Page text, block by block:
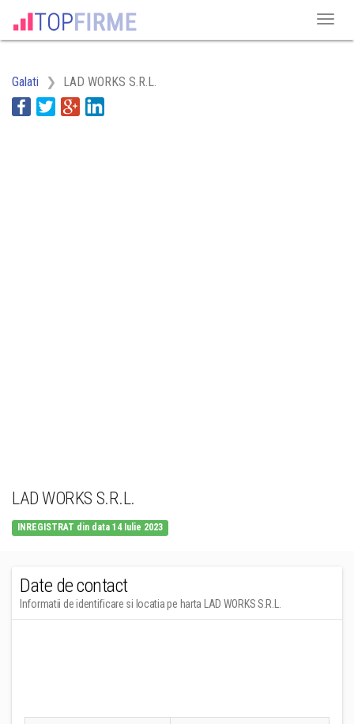
Galati LAD WORKS S.R.L.
LAD WORKS S.R.L.
INREGISTRAT din data 14 Iulie 2023
Date de contact
Informatii de identificare si locatia pe harta LAD WORKS S.R.L.